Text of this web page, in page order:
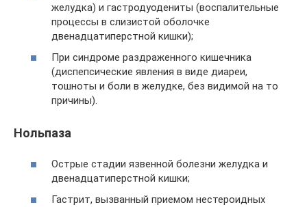
желудка) и гастродуодениты (воспалительные
процессы в слизистой оболочке
двенадцатиперстной кишки);
При синдроме раздраженного кишечника
(диспепсические явления в виде диареи,
тошноты и боли в желудке, без видимой на то
причины).
Нольпаза
Острые стадии язвенной болезни желудка и
двенадцатиперстной кишки;
Гастрит, вызванный приемом нестероидных